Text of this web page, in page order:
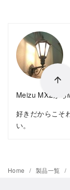
Meizu MX2から
好きだからこそ
い。
Home 製品一覧